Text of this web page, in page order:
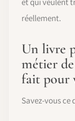
réellement.
Un livre
métier
fait pour
Savez-vous ce